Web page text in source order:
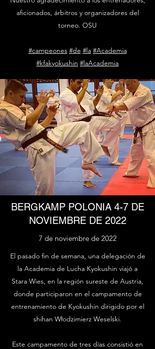
aficionados, árbitros y organizadores del
torneo. OSU
#campeones #de #la #Academia
#kfakyokushin #laAcademia
BERGKAMP POLONIA 4-7 DE
NOVIEMBRE DE 2022
7 de noviembre de 2022
El pasado fin de semana, una delegación de
la Academia de Lucha Kyokushin viajó a
Stara Wies, en la región sureste de Austria,
donde participaron en el campamento de
entrenamiento de Kyokushin dirigido por el
shihan Włodzimierz Weselski.
Este campamento de tres días consistió en